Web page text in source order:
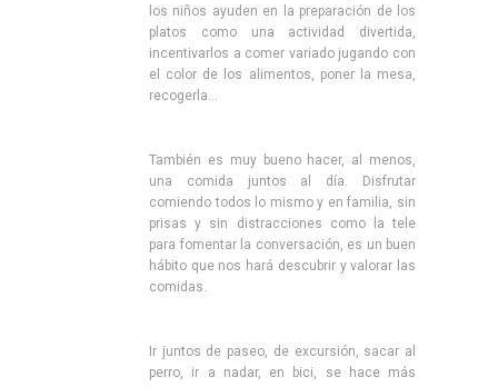
los niños ayuden en la preparación de los
platos como una actividad divertida,
incentivarlos a comer variado jugando con
el color de los alimentos, poner la mesa,
recogerla…
También es muy bueno hacer, al menos,
una comida juntos al día. Disfrutar
comiendo todos lo mismo y en familia, sin
prisas y sin distracciones como la tele
para fomentar la conversación, es un buen
hábito que nos hará descubrir y valorar las
comidas.
Ir juntos de paseo, de excursión, sacar al
perro, ir a nadar, en bici, se hace más